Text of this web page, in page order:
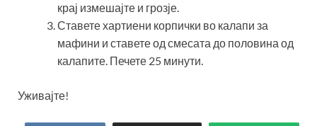
крај измешајте и грозје.
Ставете хартиени корпички во калапи за
мафини и ставете од смесата до половина од
калапите. Печете 25 минути.
Уживајте!